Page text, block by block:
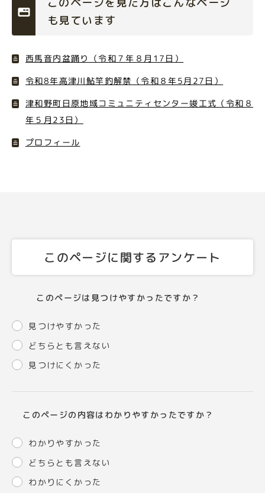
も見ています
西馬音内盆踊り（令和７年８月17日）
令和8年高津川鮎竿釣解禁（令和８年5月27日）
津和野町日原地域コミュニティセンター竣工式（令和８
年５月23日）
プロフィール
このページに関するアンケート
このページは見つけやすかったですか？
見つけやすかった
どちらとも言えない
見つけにくかった
このページの内容はわかりやすかったですか？
わかりやすかった
どちらとも言えない
わかりにくかった